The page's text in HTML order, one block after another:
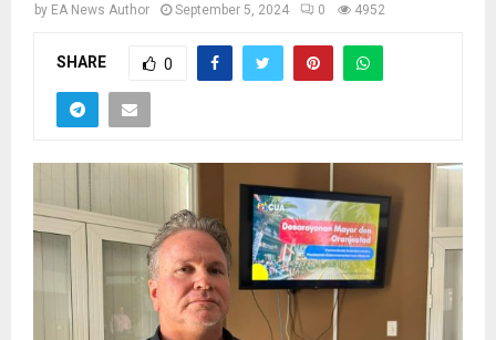
by EA News Author September 5, 2024 0 4952
SHARE 0